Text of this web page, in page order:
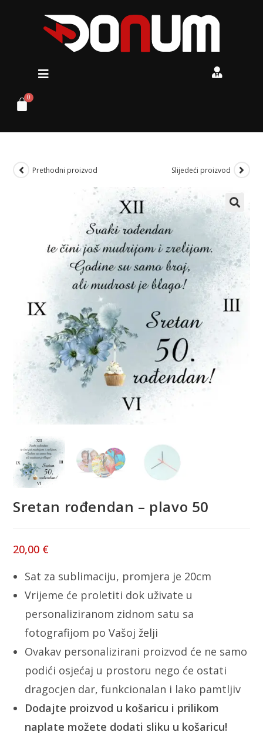
Prethodni proizvod Slijedeći proizvod
Sretan rođendan – plavo 50
20,00 €
Sat za sublimaciju, promjera je 20cm
Vrijeme će proletiti dok uživate u
personaliziranom zidnom satu sa
fotografijom po Vašoj želji
Ovakav personalizirani proizvod će ne samo
podići osjećaj u prostoru nego će ostati
dragocjen dar, funkcionalan i lako pamtljiv
Dodajte proizvod u košaricu i prilikom
naplate možete dodati sliku u košaricu!